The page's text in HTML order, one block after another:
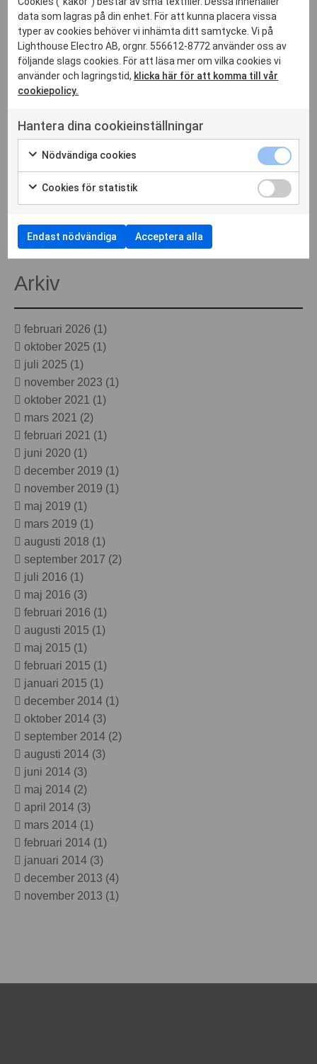
ljusdesigner LD (2)
ljusfestival (2)
ljusskolan (3)
löshoppningsramp (5)
lyon (2)
projekt (9)
ramp för löshoppning (4)
ridhus (4)
visualisera (4)
wabema (1)
Arkiv
februari 2026 (1)
oktober 2025 (1)
juli 2025 (1)
november 2023 (1)
oktober 2021 (1)
mars 2021 (2)
februari 2021 (1)
juni 2020 (1)
december 2019 (1)
november 2019 (1)
maj 2019 (1)
mars 2019 (1)
augusti 2018 (1)
september 2017 (2)
juli 2016 (1)
maj 2016 (3)
februari 2016 (1)
augusti 2015 (1)
maj 2015 (1)
februari 2015 (1)
januari 2015 (1)
december 2014 (1)
oktober 2014 (3)
september 2014 (2)
augusti 2014 (3)
juni 2014 (3)
maj 2014 (2)
april 2014 (3)
mars 2014 (1)
februari 2014 (1)
januari 2014 (3)
december 2013 (4)
november 2013 (1)
data som lagras på din enhet. För att kunna placera vissa
typer av cookies behöver vi inhämta ditt samtycke. Vi på
Lighthouse Electro AB, orgnr. 556612-8772 använder oss av
följande slags cookies. För att läsa mer om vilka cookies vi
använder och lagringstid, klicka här för att komma till vår
cookiepolicy.
Hantera dina cookieinställningar
Nödvändiga cookies
Cookies för statistik
Endast nödvändiga Acceptera alla